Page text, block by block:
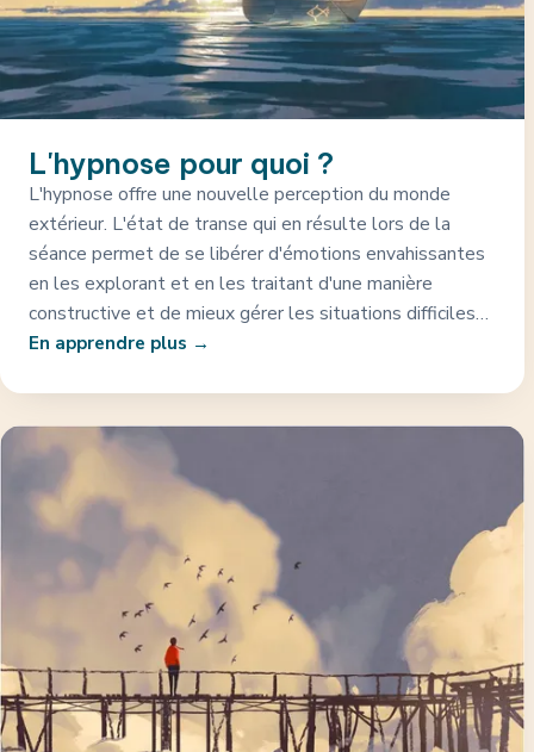
L'hypnose pour quoi ?
L'hypnose offre une nouvelle perception du monde
extérieur. L'état de transe qui en résulte lors de la
séance permet de se libérer d'émotions envahissantes
en les explorant et en les traitant d'une manière
constructive et de mieux gérer les situations difficiles…
En apprendre plus